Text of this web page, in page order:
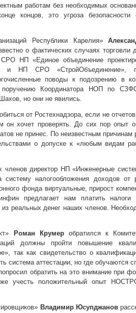
работам без необходимых
концов, это угроза безопасности
Республики Карелия»
о фактических случаях торговли
СРО НП «Единое объединение
и НП СРО «СтройОбъединение»,
поводы к подозрению в
поручению Координатора НОП по
но они не явились.
от Ростехнадзора, если не
он хочет проверять. До сих пор опыт
не принес. По неизвестным причинам
о допуске к «любым видам
директор НП «Инженерные
систему налогообложения доходов от
фонда виртуальные, прирост
предлагает нам платить налоги
реальных денег наших членов.
Роман Крумеробратился к
должны пройти повышение
так как свидетельство о
система аттестации, но где обучаются
обратить на это внимание при
учесть положительный опыт
Владимир Юсупджанов